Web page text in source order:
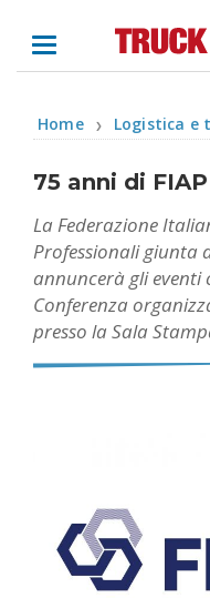
Home ❯ Logistica e
75 anni di FIAP
La Federazione
Professionali giunta
annuncerà gli eventi
Conferenza
presso la Sala